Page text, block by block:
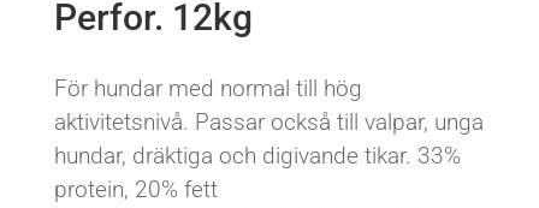
Perfor. 12kg
För hundar med normal till hög
aktivitetsnivå. Passar också till valpar, unga
hundar, dräktiga och digivande tikar. 33%
protein, 20% fett